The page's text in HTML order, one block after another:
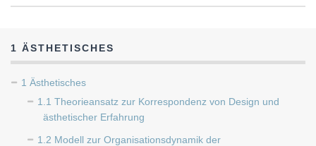
1 ÄSTHETISCHES
1 Ästhetisches
1.1 Theorieansatz zur Korrespondenz von Design und
ästhetischer Erfahrung
1.2 Modell zur Organisationsdynamik der